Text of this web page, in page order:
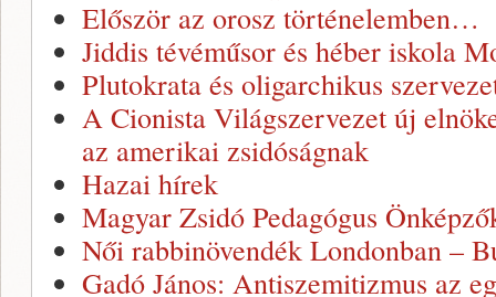
Először az orosz történelemben…
Jiddis tévéműsor és héber iskola
Plutokrata és oligarchikus
A Cionista Világszervezet új
az amerikai zsidóságnak
Hazai hírek
Magyar Zsidó Pedagógus
Női rabbinövendék Londonban –
Gadó János: Antiszemitizmus az